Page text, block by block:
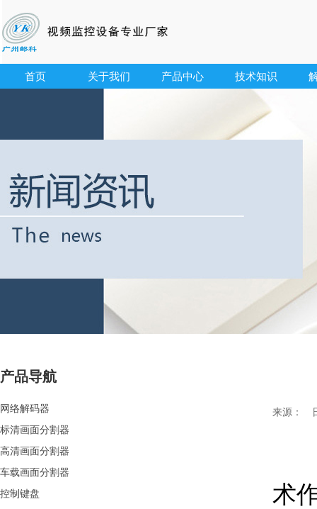
首页 关于我们 产品中心 技术知识
产品导航
网络解码器
标清画面分割器
高清画面分割器
车载画面分割器
控制键盘
来源：
术